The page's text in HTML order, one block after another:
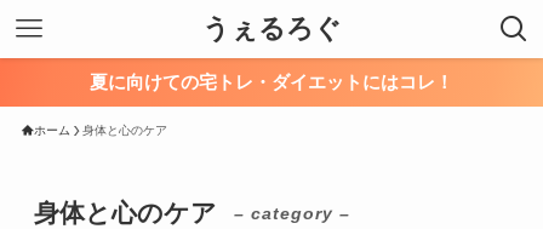
うぇるろぐ
夏に向けての宅トレ・ダイエットにはコレ！
ホーム 身体と心のケア
身体と心のケア – category –